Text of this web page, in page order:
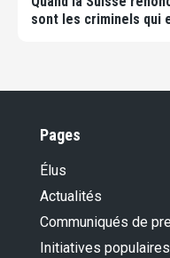
sont les criminels qui
Pages
Élus
Actualités
Communiqués de
Initiatives populaires